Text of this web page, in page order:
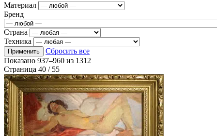
Материал
Бренд
Страна
Техника
Применить
Сбросить все
Показано 937–960 из 1312
Страница 40 / 55